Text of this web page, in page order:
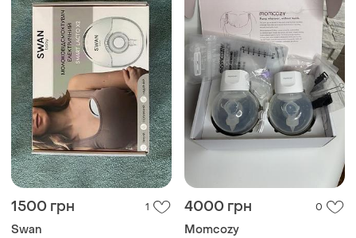
1500 грн 1
Swan
4000 грн 0
Momcozy